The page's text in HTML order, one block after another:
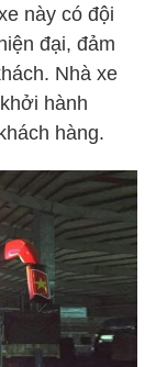
này có đội
đại, đảm
Nhà xe
hành
hàng.